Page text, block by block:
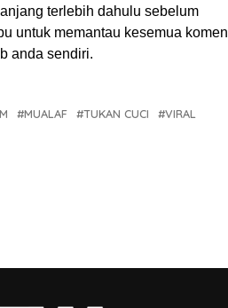
terlebih dahulu sebelum
untuk memantau kesemua komen
anda sendiri.
MUALAF TUKAN CUCI VIRAL